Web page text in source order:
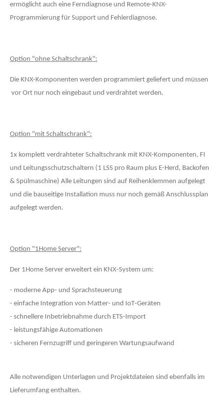
ermöglicht auch eine Ferndiagnose und Remote-KNX-
Programmierung für Support und Fehlerdiagnose.
Option "ohne Schaltschrank":
Die KNX-Komponenten werden programmiert geliefert und müssen
vor Ort nur noch eingebaut und verdrahtet werden.
Option "mit Schaltschrank":
1x komplett verdrahteter Schaltschrank mit KNX-Komponenten, FI
und Leitungsschutzschaltern (1 LSS pro Raum plus E-Herd, Backofen
& Spülmaschine) Alle Leitungen sind auf Reihenklemmen aufgelegt
und die bauseitige Installation muss nur noch gemäß Anschlussplan
aufgelegt werden.
Option "1Home Server":
Der 1Home Server erweitert ein KNX‑System um:
- moderne App‑ und Sprachsteuerung
- einfache Integration von Matter‑ und IoT‑Geräten
- schnellere Inbetriebnahme durch ETS‑Import
- leistungsfähige Automationen
- sicheren Fernzugriff und geringeren Wartungsaufwand
Alle notwendigen Unterlagen und Projektdateien sind ebenfalls im
Lieferumfang enthalten.